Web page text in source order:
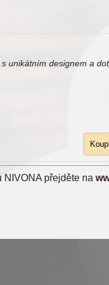
unikátním designem a
NIVONA přejděte na